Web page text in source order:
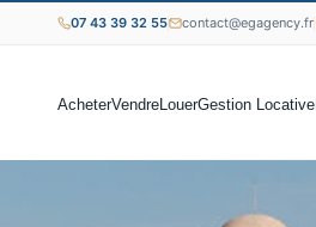
07 43 39 32 55 contact@egagency.fr
AcheterVendreLouerGestion Locative